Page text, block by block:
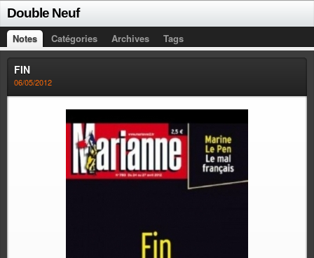
Double Neuf
Notes Catégories Archives Tags
FIN
06/05/2012